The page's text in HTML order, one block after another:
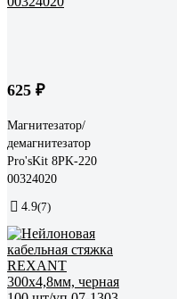
625 ₽
Магнитезатор/
демагнитезатор
Pro'sKit 8PK-220
00324020
4.9(7)